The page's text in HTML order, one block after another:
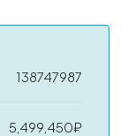
138747987
5,499,450₽